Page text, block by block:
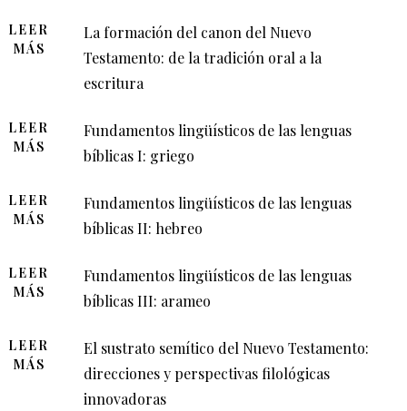
LEER
MÁS
La formación del canon del Nuevo
Testamento: de la tradición oral a la
escritura
LEER
MÁS
Fundamentos lingüísticos de las lenguas
bíblicas I: griego
LEER
MÁS
Fundamentos lingüísticos de las lenguas
bíblicas II: hebreo
LEER
MÁS
Fundamentos lingüísticos de las lenguas
bíblicas III: arameo
LEER
MÁS
El sustrato semítico del Nuevo Testamento:
direcciones y perspectivas filológicas
innovadoras